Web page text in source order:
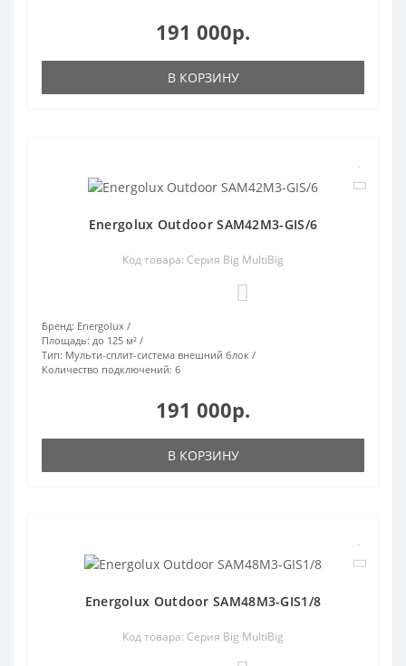
191 000р.
В КОРЗИНУ
Energolux Outdoor SAM42M3-GIS/6
Код товара: Серия Big MultiBig
Бренд: Energolux
Площадь: до 125 м²
Тип: Мульти-сплит-система внешний блок
Количество подключений: 6
191 000р.
В КОРЗИНУ
Energolux Outdoor SAM48M3-GIS1/8
Код товара: Серия Big MultiBig